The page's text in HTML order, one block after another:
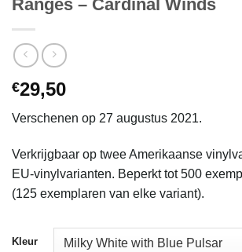
Ranges – Cardinal Winds
€29,50
Verschenen op 27 augustus 2021.
Verkrijgbaar op twee Amerikaanse
EU-vinylvarianten. Beperkt tot 500
(125 exemplaren van elke variant).
Kleur